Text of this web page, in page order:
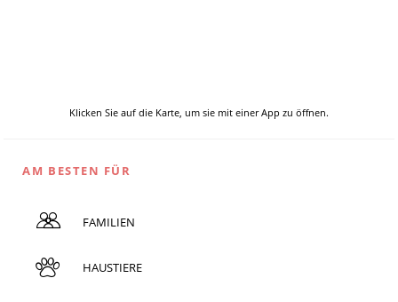
Klicken Sie auf die Karte, um sie mit einer App zu öffnen.
AM BESTEN FÜR
FAMILIEN
HAUSTIERE